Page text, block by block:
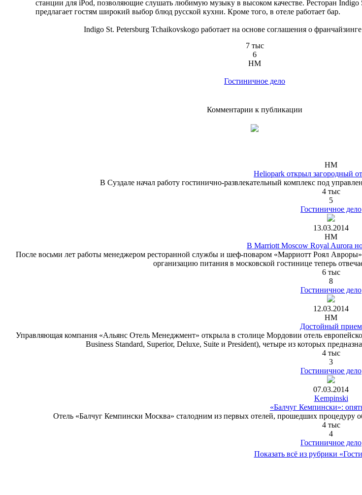
станции для iPod, позволяющие слушать любимую музыку в высоком качестве. Ресторан Indigo
предлагает гостям широкий выбор блюд русской кухни. Кроме того, в отеле работает бар.
Indigo St. Petersburg Tchaikovskogo работает на основе соглашения о
7 тыс
6
HM
Гостиничное дело
Комментарии к публикации
HM
Heliopark открыл загородный
В Суздале начал работу гостинично-развлекательный комплекс под
4 тыс
5
Гостиничное дело
13.03.2014
HM
В Marriott Moscow Royal Aurora
После восьми лет работы менеджером ресторанной службы и шеф-поваром «Марриотт Роял Авроры»
организацию питания в московской гостинице теперь
6 тыс
8
Гостиничное дело
12.03.2014
HM
Достойный прием
Управляющая компания «Альянс Отель Менеджмент» открыла в столице Мордовии отель
Business Standard, Superior, Deluxe, Suite и President), четыре из которых
4 тыс
3
Гостиничное дело
07.03.2014
Kempinski
«Балчуг Кемпински»:
Отель «Балчуг Кемпински Москва» сталодним из первых отелей, прошедших процедуру
4 тыс
4
Гостиничное дело
Показать всё из рубрики